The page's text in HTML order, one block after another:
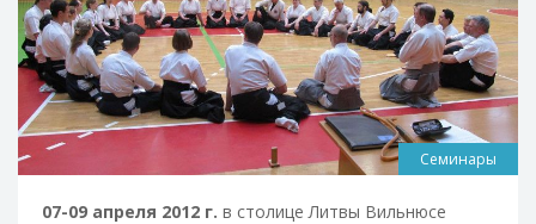
Семинары
07-09 апреля 2012 г. в столице Литвы Вильнюсе